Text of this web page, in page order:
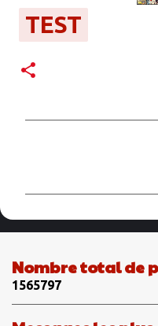
TEST
e
t
Nombre total de
1565797